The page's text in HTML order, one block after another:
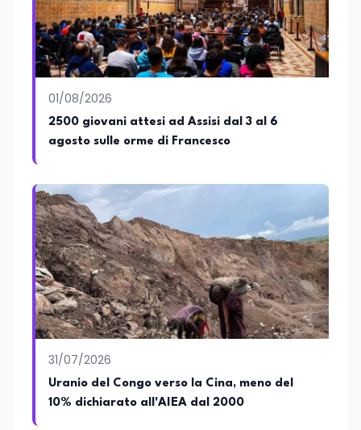
01/08/2026
2500 giovani attesi ad Assisi dal 3 al 6
agosto sulle orme di Francesco
31/07/2026
Uranio del Congo verso la Cina, meno del
10% dichiarato all'AIEA dal 2000